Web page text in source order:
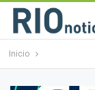
Inicio